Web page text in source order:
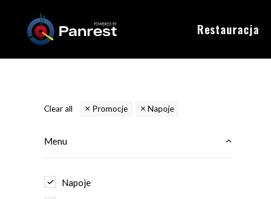
Restauracja
Clear all Promocje Napoje
Menu
Napoje